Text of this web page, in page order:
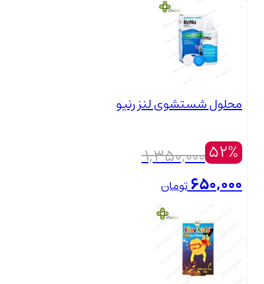
تومان
قیمت فعلی: 790,000 تومان.
محلول شستشوی لنز رنیو
52%
1,350,000
650,000تومان